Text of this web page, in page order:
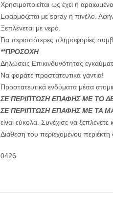
Χρησιμοποιείται ως έχει ή
Εφαρμόζεται με spray ή πινέλο.
Ξεπλένεται με νερό.
Για περισσότερες πληροφορίες
**ΠΡΟΣΟΧΗ
Δηλώσεις Επικινδυνότητας
Να φοράτε προστατευτικά γάντια!
Προστατευτικά ενδύματα μέσα
ΣΕ ΠΕΡΙΠΤΩΣΗ ΕΠΑΦΗΣ ΜΕ ΤΟ
ΣΕ ΠΕΡΙΠΤΩΣΗ ΕΠΑΦΗΣ ΜΕ ΤΑ
είναι εύκολα. Συνέχισε να
Διάθεση του περιεχομένου
0426